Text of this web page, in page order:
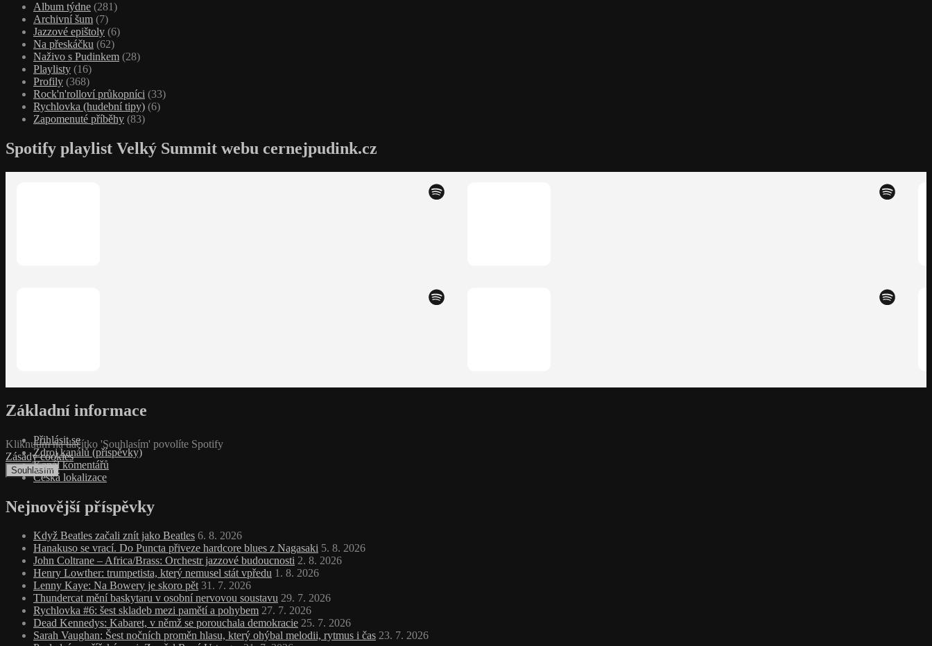
Album týdne (281)
Archivní šum (7)
Jazzové epištoly (6)
Na přeskáčku (62)
Naživo s Pudinkem (28)
Playlisty (16)
Profily (368)
Rock'n'rolloví průkopníci (33)
Rychlovka (hudební tipy) (6)
Zapomenuté příběhy (83)
Spotify playlist Velký Summit webu cernejpudink.cz
Kliknutím na tlačítko 'Souhlasím' povolíte Spotify
Zásady cookies
Souhlasím
Základní informace
Přihlásit se
Zdroj kanálů (příspěvky)
Kanál komentářů
Česká lokalizace
Nejnovější příspěvky
Když Beatles začali znít jako Beatles 6. 8. 2026
Hanakuso se vrací. Do Puncta přiveze hardcore blues z Nagasaki 5. 8. 2026
John Coltrane – Africa/Brass: Orchestr jazzové budoucnosti 2. 8. 2026
Henry Lowther: trumpetista, který nemusel stát vpředu 1. 8. 2026
Lenny Kaye: Na Bowery je skoro pět 31. 7. 2026
Thundercat mění baskytaru v osobní nervovou soustavu 29. 7. 2026
Rychlovka #6: šest skladeb mezi pamětí a pohybem 27. 7. 2026
Dead Kennedys: Kabaret, v němž se porouchala demokracie 25. 7. 2026
Sarah Vaughan: Šest nočních proměn hlasu, který ohýbal melodii, rytmus i čas 23. 7. 2026